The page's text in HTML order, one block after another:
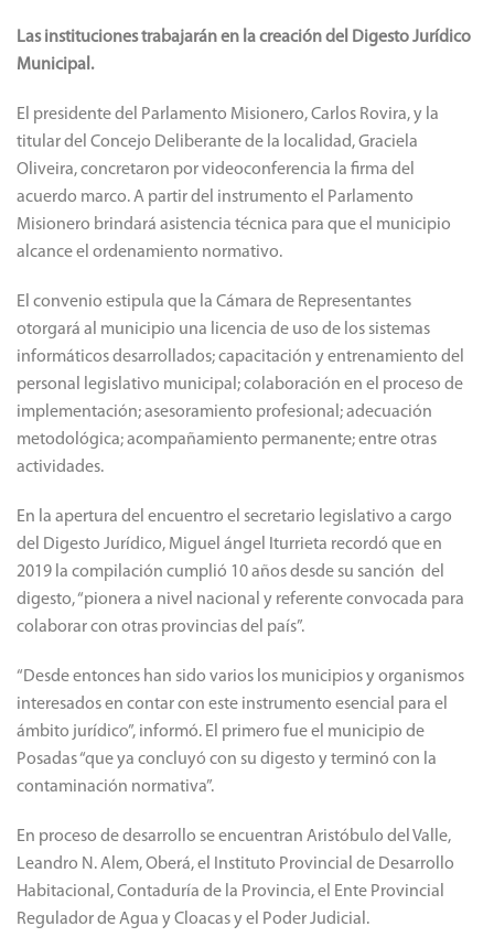
Las instituciones trabajarán en la creación del Digesto Jurídico
Municipal.
El presidente del Parlamento Misionero, Carlos Rovira, y la
titular del Concejo Deliberante de la localidad, Graciela
Oliveira, concretaron por videoconferencia la firma del
acuerdo marco. A partir del instrumento el Parlamento
Misionero brindará asistencia técnica para que el municipio
alcance el ordenamiento normativo.
El convenio estipula que la Cámara de Representantes
otorgará al municipio una licencia de uso de los sistemas
informáticos desarrollados; capacitación y entrenamiento del
personal legislativo municipal; colaboración en el proceso de
implementación; asesoramiento profesional; adecuación
metodológica; acompañamiento permanente; entre otras
actividades.
En la apertura del encuentro el secretario legislativo a cargo
del Digesto Jurídico, Miguel ángel Iturrieta recordó que en
2019 la compilación cumplió 10 años desde su sanción del
digesto, “pionera a nivel nacional y referente convocada para
colaborar con otras provincias del país”.
“Desde entonces han sido varios los municipios y organismos
interesados en contar con este instrumento esencial para el
ámbito jurídico”, informó. El primero fue el municipio de
Posadas “que ya concluyó con su digesto y terminó con la
contaminación normativa”.
En proceso de desarrollo se encuentran Aristóbulo del Valle,
Leandro N. Alem, Oberá, el Instituto Provincial de Desarrollo
Habitacional, Contaduría de la Provincia, el Ente Provincial
Regulador de Agua y Cloacas y el Poder Judicial.